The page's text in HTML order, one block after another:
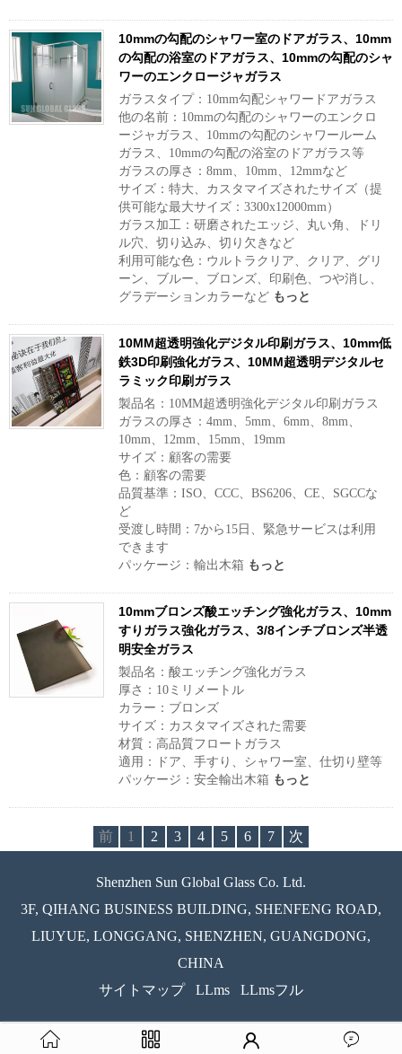
10mmの勾配のシャワー室のドアガラス、10mm
の勾配の浴室のドアガラス、10mmの勾配のシャ
ワーのエンクロージャガラス
ガラスタイプ：10mm勾配シャワードアガラス
他の名前：10mmの勾配のシャワーのエンクロ
ージャガラス、10mmの勾配のシャワールーム
ガラス、10mmの勾配の浴室のドアガラス等
ガラスの厚さ：8mm、10mm、12mmなど
サイズ：特大、カスタマイズされたサイズ（提
供可能な最大サイズ：3300x12000mm）
ガラス加工：研磨されたエッジ、丸い角、ドリ
ル穴、切り込み、切り欠きなど
利用可能な色：ウルトラクリア、クリア、グリ
ーン、ブルー、ブロンズ、印刷色、つや消し、
グラデーションカラーなど もっと
10MM超透明強化デジタル印刷ガラス、10mm低
鉄3D印刷強化ガラス、10MM超透明デジタルセ
ラミック印刷ガラス
製品名：10MM超透明強化デジタル印刷ガラス
ガラスの厚さ：4mm、5mm、6mm、8mm、
10mm、12mm、15mm、19mm
サイズ：顧客の需要
色：顧客の需要
品質基準：ISO、CCC、BS6206、CE、SGCCな
ど
受渡し時間：7から15日、緊急サービスは利用
できます
パッケージ：輸出木箱 もっと
10mmブロンズ酸エッチング強化ガラス、10mm
すりガラス強化ガラス、3/8インチブロンズ半透
明安全ガラス
製品名：酸エッチング強化ガラス
厚さ：10ミリメートル
カラー：ブロンズ
サイズ：カスタマイズされた需要
材質：高品質フロートガラス
適用：ドア、手すり、シャワー室、仕切り壁等
パッケージ：安全輸出木箱 もっと
前 1 2 3 4 5 6 7 次
Shenzhen Sun Global Glass Co. Ltd.
3F, QIHANG BUSINESS BUILDING, SHENFENG ROAD,
LIUYUE, LONGGANG, SHENZHEN, GUANGDONG,
CHINA
サイトマップ
LLms LLmsフル